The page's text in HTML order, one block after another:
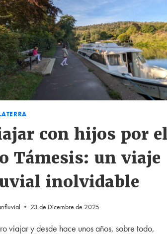
con hijos por el
Támesis: un viaje
inolvidable
23 de Dicembre de 2025
viajar y desde hace unos años, sobre todo,